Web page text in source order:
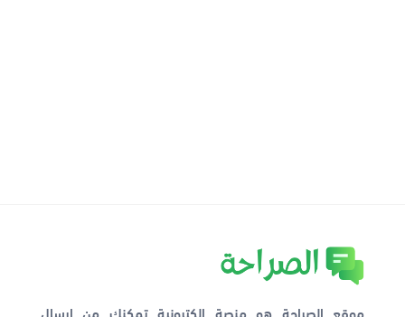
موقع الصراحة هو منصة الكترونية تمكنك من ارسال